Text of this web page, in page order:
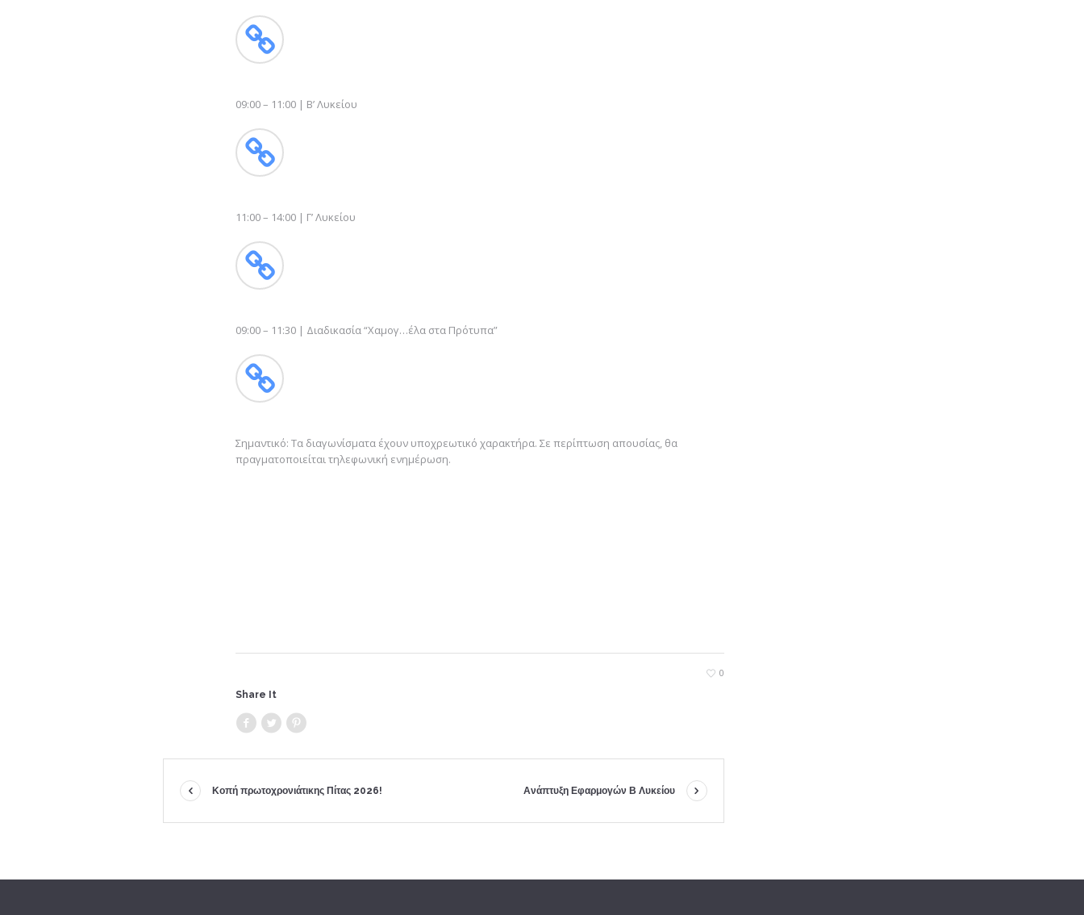
09:00 – 11:00 | Β’ Λυκείου
11:00 – 14:00 | Γ’ Λυκείου
09:00 – 11:30 | Διαδικασία “Χαμογ…έλα στα Πρότυπα”
Σημαντικό: Τα διαγωνίσματα έχουν υποχρεωτικό χαρακτήρα. Σε περίπτωση απουσίας, θα
πραγματοποιείται τηλεφωνική ενημέρωση.
0
Share It
Κοπή πρωτοχρονιάτικης Πίτας 2026! Ανάπτυξη Εφαρμογών Β Λυκείου